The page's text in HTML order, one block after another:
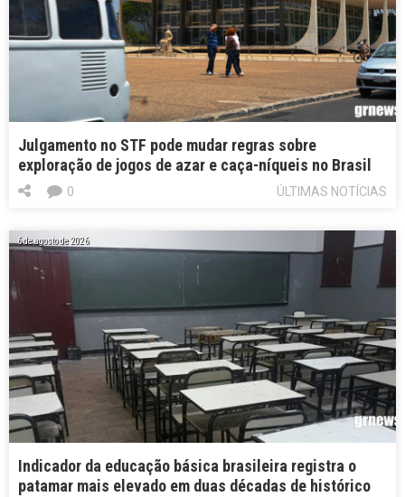
Julgamento no STF pode mudar regras sobre
exploração de jogos de azar e caça-níqueis no Brasil
ÚLTIMAS NOTÍCIAS
0
6 de agosto de 2026
Indicador da educação básica brasileira registra o
patamar mais elevado em duas décadas de histórico